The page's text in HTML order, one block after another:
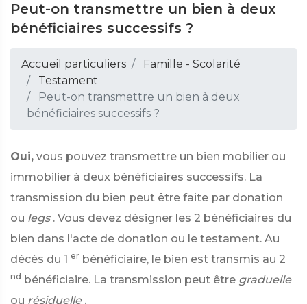
Peut-on transmettre un bien à deux
bénéficiaires successifs ?
Accueil particuliers
Famille - Scolarité
Testament
Peut-on transmettre un bien à deux
bénéficiaires successifs ?
Oui, vous pouvez transmettre un bien mobilier ou
immobilier à deux bénéficiaires successifs. La
transmission du bien peut être faite par donation
ou legs . Vous devez désigner les 2 bénéficiaires du
bien dans l'acte de donation ou le testament. Au
décès du 1 er bénéficiaire, le bien est transmis au 2
nd bénéficiaire. La transmission peut être graduelle
ou résiduelle .